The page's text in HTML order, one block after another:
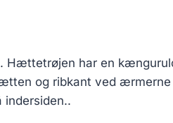
Hættetrøjen har en
og ribkant ved ærmerne
indersiden..